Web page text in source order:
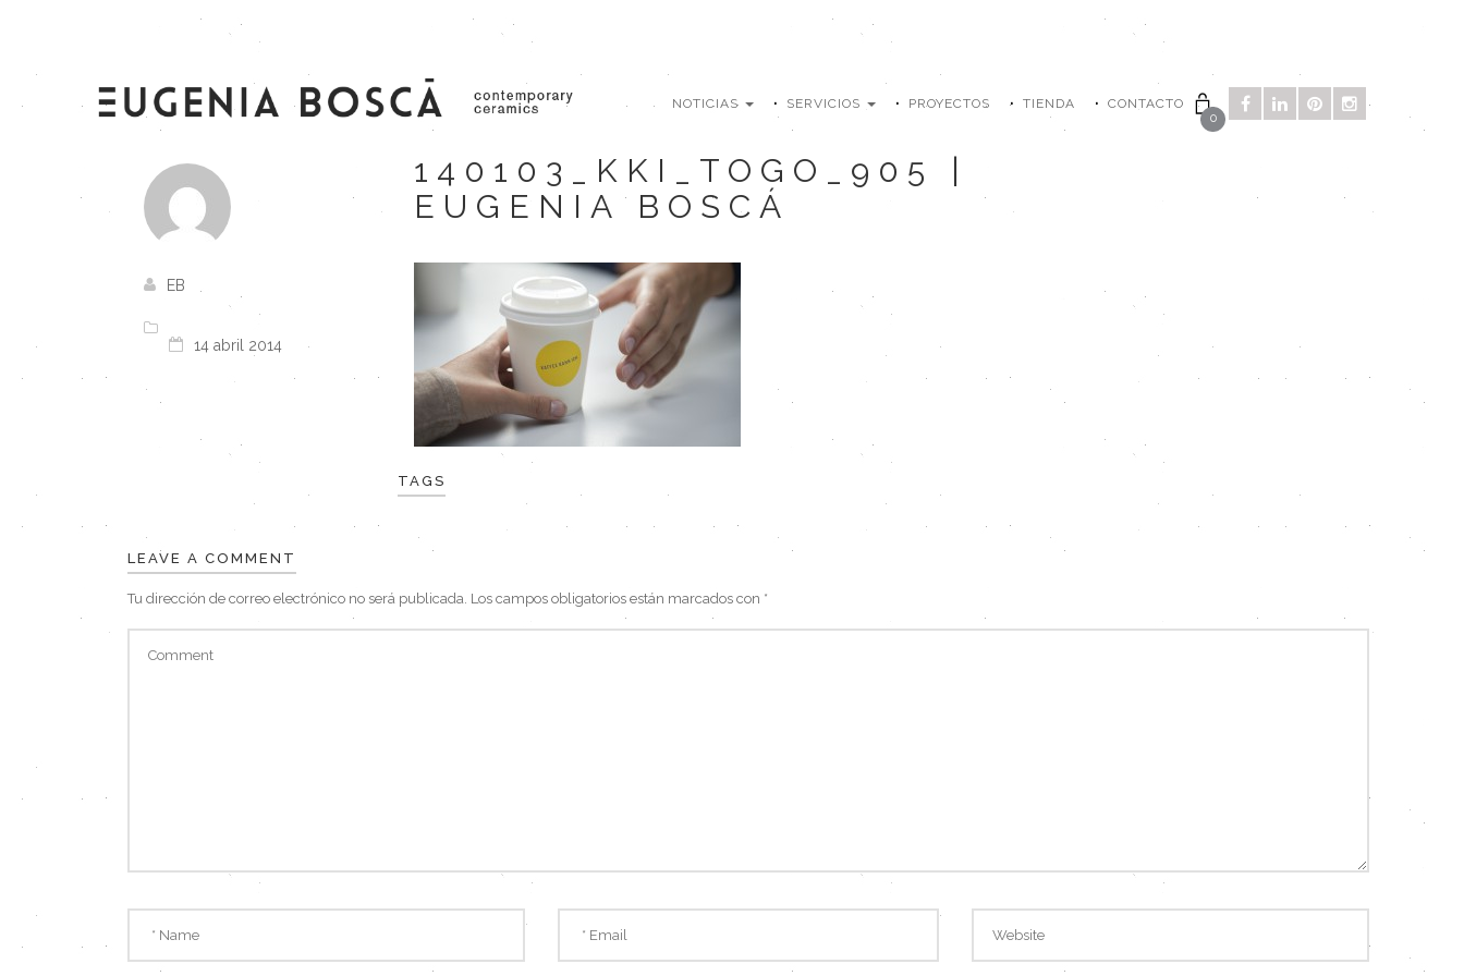
NOTICIAS SERVICIOS PROYECTOS TIENDA CONTACTO
0
EB
14 abril 2014
140103_KKI_TOGO_905 |
EUGENIA BOSCÁ
TAGS
LEAVE A COMMENT
Tu dirección de correo electrónico no será publicada. Los campos obligatorios están marcados con *